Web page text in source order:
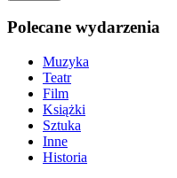
Polecane wydarzenia
Muzyka
Teatr
Film
Książki
Sztuka
Inne
Historia